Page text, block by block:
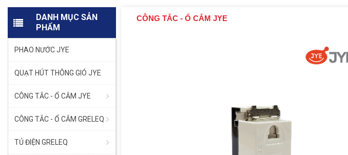
DANH MỤC SẢN
PHẨM
PHAO NƯỚC JYE
QUẠT HÚT THÔNG GIÓ JYE
CÔNG TẮC - Ổ CẮM JYE
CÔNG TẮC - Ổ CẮM GRELEQ
TỦ ĐIỆN GRELEQ
CÔNG TẮC - Ổ CẮM JYE